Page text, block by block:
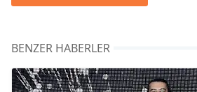
BENZER HABERLER